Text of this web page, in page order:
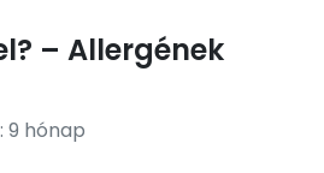
– Allergének
9 hónap